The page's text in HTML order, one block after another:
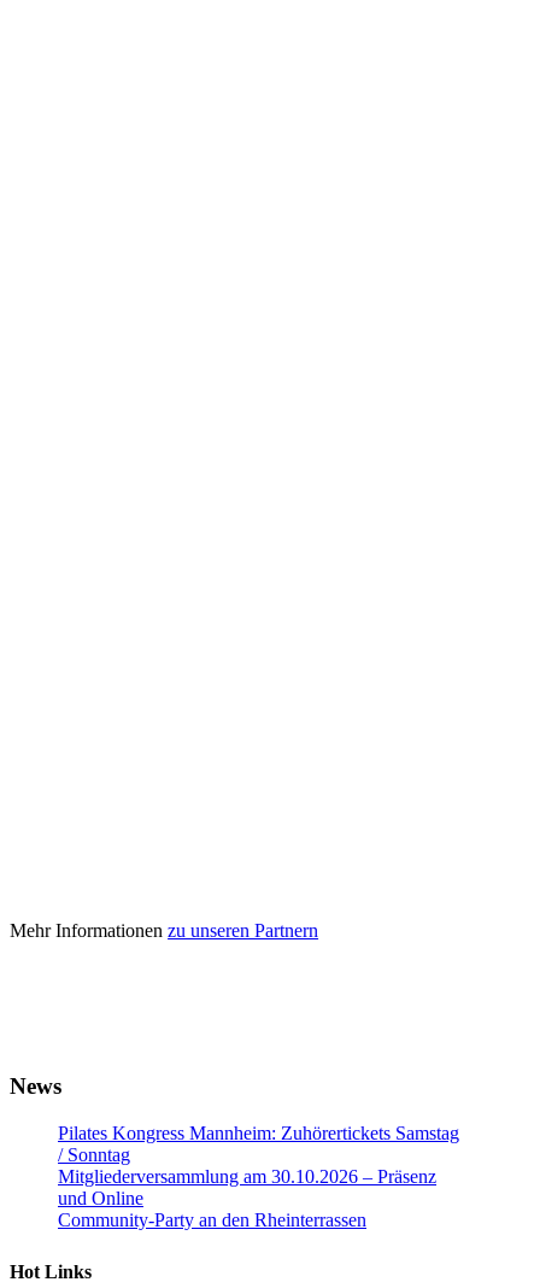
Mehr Informationenzu unseren Partnern
News
Pilates Kongress Mannheim: Zuhörertickets Samstag
/ Sonntag
Mitgliederversammlung am 30.10.2026 – Präsenz
und Online
Community-Party an den Rheinterrassen
Hot Links